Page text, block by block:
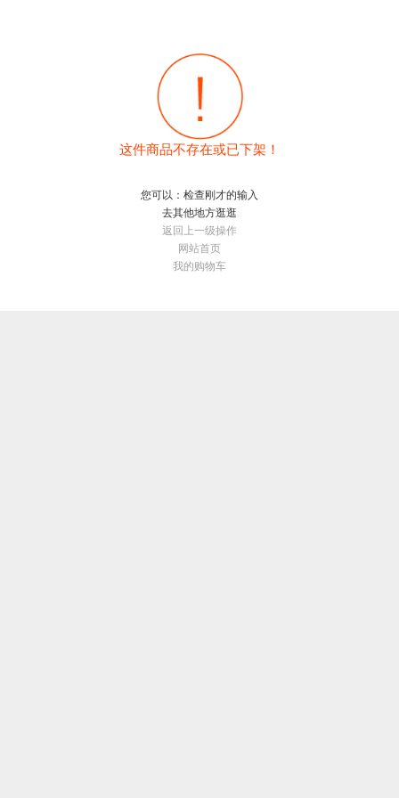
这件商品不存在或已下架！
您可以：检查刚才的输入
去其他地方逛逛
返回上一级操作
网站首页
我的购物车